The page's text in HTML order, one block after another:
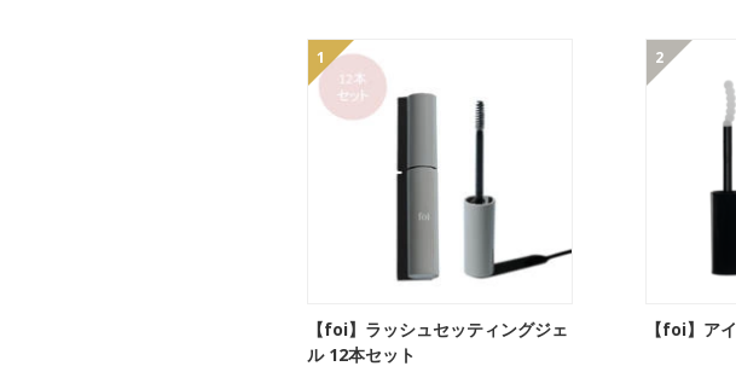
1
【foi】ラッシュセッティングジェ
ル 12本セット
2
【foi】ア